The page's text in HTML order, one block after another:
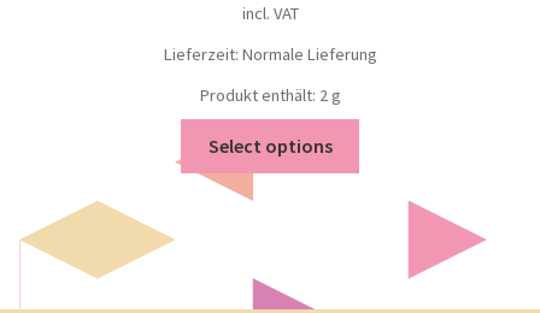
incl. VAT
Lieferzeit: Normale Lieferung
Produkt enthält: 2g
Select options